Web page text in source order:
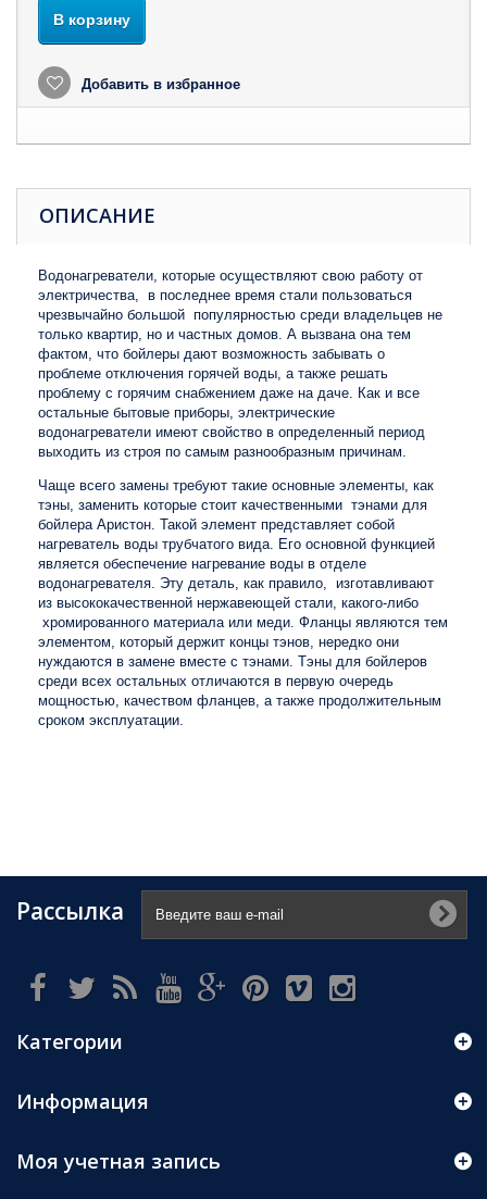
В корзину
Добавить в избранное
ОПИСАНИЕ
Водонагреватели, которые осуществляют свою работу от
электричества, в последнее время стали пользоваться
чрезвычайно большой популярностью среди владельцев не
только квартир, но и частных домов. А вызвана она тем
фактом, что бойлеры дают возможность забывать о
проблеме отключения горячей воды, а также решать
проблему с горячим снабжением даже на даче. Как и все
остальные бытовые приборы, электрические
водонагреватели имеют свойство в определенный период
выходить из строя по самым разнообразным причинам.
Чаще всего замены требуют такие основные элементы, как
тэны, заменить которые стоит качественными тэнами для
бойлера Аристон. Такой элемент представляет собой
нагреватель воды трубчатого вида. Его основной функцией
является обеспечение нагревание воды в отделе
водонагревателя. Эту деталь, как правило, изготавливают
из высококачественной нержавеющей стали, какого-либо
хромированного материала или меди. Фланцы являются тем
элементом, который держит концы тэнов, нередко они
нуждаются в замене вместе с тэнами. Тэны для бойлеров
среди всех остальных отличаются в первую очередь
мощностью, качеством фланцев, а также продолжительным
сроком эксплуатации.
Рассылка
Категории
Информация
Моя учетная запись